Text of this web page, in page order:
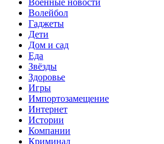
Волейбол
Гаджеты
Дети
Дом и сад
Еда
Звёзды
Здоровье
Игры
Импортозамещение
Интернет
Истории
Компании
Криминал